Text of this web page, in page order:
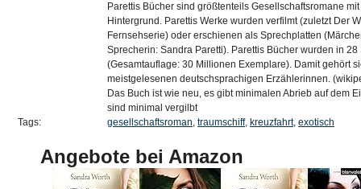
Parettis Bücher sind größtenteils Gesellschaftsromane
Hintergrund. Parettis Werke wurden verfilmt (zuletzt Der
Fernsehserie) oder erschienen als Sprechplatten
Sprecherin: Sandra Paretti). Parettis Bücher wurden in
(Gesamtauflage: 30 Millionen Exemplare). Damit gehört
meistgelesenen deutschsprachigen Erzählerinnen.
Das Buch ist wie neu, es gibt minimalen Abrieb auf dem
sind minimal vergilbt
Tags:
gesellschaftsroman, traumschiff, kreuzfahrt, exotisch
Angebote bei Amazon